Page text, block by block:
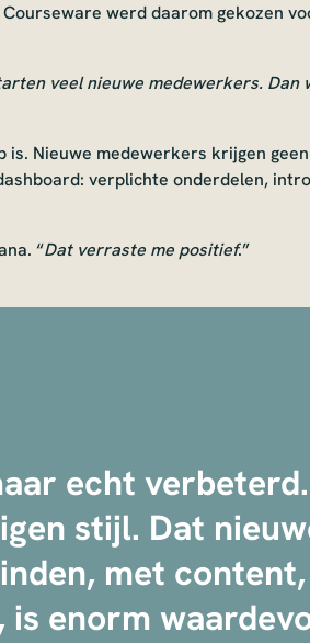
werd daarom gekozen
veel nieuwe medewerkers. Dan
Nieuwe medewerkers krijgen
verplichte onderdelen,
“Dat verraste me positief.”
echt verbeterd.
stijl. Dat
met content,
enorm